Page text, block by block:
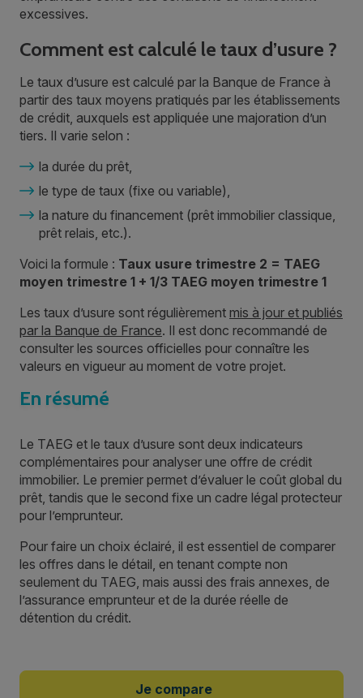
excessives.
Comment est calculé le taux d’usure ?
Le taux d’usure est calculé par la Banque de France à
partir des taux moyens pratiqués par les établissements
de crédit, auxquels est appliquée une majoration d’un
tiers. Il varie selon :
la durée du prêt,
le type de taux (fixe ou variable),
la nature du financement (prêt immobilier classique,
prêt relais, etc.).
Voici la formule : Taux usure trimestre 2 = TAEG
moyen trimestre 1 + 1/3 TAEG moyen trimestre 1
Les taux d’usure sont régulièrement mis à jour et publiés
par la Banque de France. Il est donc recommandé de
consulter les sources officielles pour connaître les
valeurs en vigueur au moment de votre projet.
En résumé
Le TAEG et le taux d’usure sont deux indicateurs
complémentaires pour analyser une offre de crédit
immobilier. Le premier permet d’évaluer le coût global du
prêt, tandis que le second fixe un cadre légal protecteur
pour l’emprunteur.
Pour faire un choix éclairé, il est essentiel de comparer
les offres dans le détail, en tenant compte non
seulement du TAEG, mais aussi des frais annexes, de
l’assurance emprunteur et de la durée réelle de
détention du crédit.
Je compare